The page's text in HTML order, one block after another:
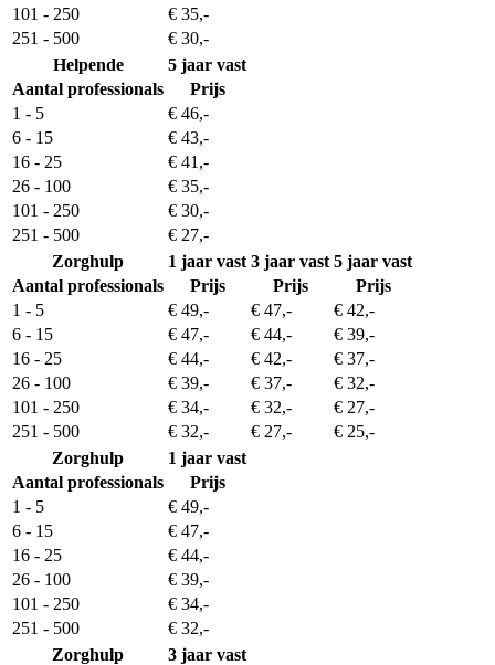
101 - 250
€ 35,-
251 - 500
€ 30,-
Helpende
5 jaar vast
Aantal professionals
Prijs
1 - 5
€ 46,-
6 - 15
€ 43,-
16 - 25
€ 41,-
26 - 100
€ 35,-
101 - 250
€ 30,-
251 - 500
€ 27,-
Zorghulp
1 jaar vast 3 jaar vast 5 jaar vast
Aantal professionals
Prijs Prijs
Prijs
1 - 5
€ 49,- € 47,-
€ 42,-
6 - 15
€ 47,- € 44,-
€ 39,-
16 - 25
€ 44,- € 42,-
€ 37,-
26 - 100
€ 39,- € 37,-
€ 32,-
101 - 250
€ 34,- € 32,-
€ 27,-
251 - 500
€ 32,- € 27,-
€ 25,-
Zorghulp
1 jaar vast
Aantal professionals
Prijs
1 - 5
€ 49,-
6 - 15
€ 47,-
16 - 25
€ 44,-
26 - 100
€ 39,-
101 - 250
€ 34,-
251 - 500
€ 32,-
Zorghulp
3 jaar vast